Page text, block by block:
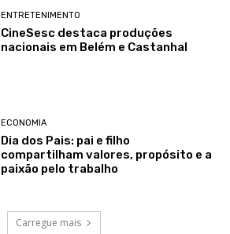
ENTRETENIMENTO
CineSesc destaca produções
nacionais em Belém e Castanhal
ECONOMIA
Dia dos Pais: pai e filho
compartilham valores, propósito e a
paixão pelo trabalho
Carregue mais